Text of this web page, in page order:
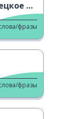
фарша)
фразы
фразы